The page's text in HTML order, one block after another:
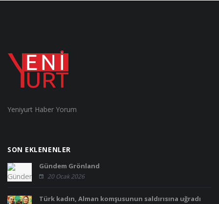
Yeniyurt Haber Yorum
SON EKLENENLER
Gündem Grönland
20 Ocak 2026
Türk kadın, Alman komşusunun saldırısına uğradı